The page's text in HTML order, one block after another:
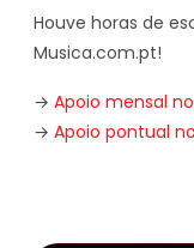
Houve horas de
Musica.com.pt!
→ Apoio mensal
→ Apoio pontual